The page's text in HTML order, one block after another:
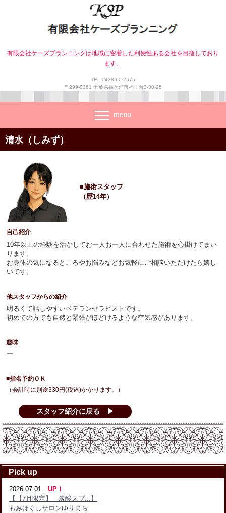
有限会社ケーズプランニングは地域に密着した利便性ある会社を目指しており
ます。
TEL.0438-60-2575
〒299-0261 千葉県袖ケ浦市福王台3-30-25
清水（しみず）
■施術スタッフ
（歴14年）
自己紹介
10年以上の経験を活かしてお一人お一人に合わせた施術を心掛けてまい
ります。
お身体の気になるところやお悩みなどお気軽にご相談いただけたら嬉し
いです。
他スタッフからの紹介
明るくて話しやすいベテランセラピストです。
初めての方でも自然と緊張がほどけるような空気感があります。
趣味
ー
■指名予約ＯＫ
（会計時に別途330円(税込)かかります。）
スタッフ紹介に戻る ▶
Pick up
2026.07.01 UP！
【【7月限定】｜炭酸スプ...】
もみほぐしサロンゆりまち